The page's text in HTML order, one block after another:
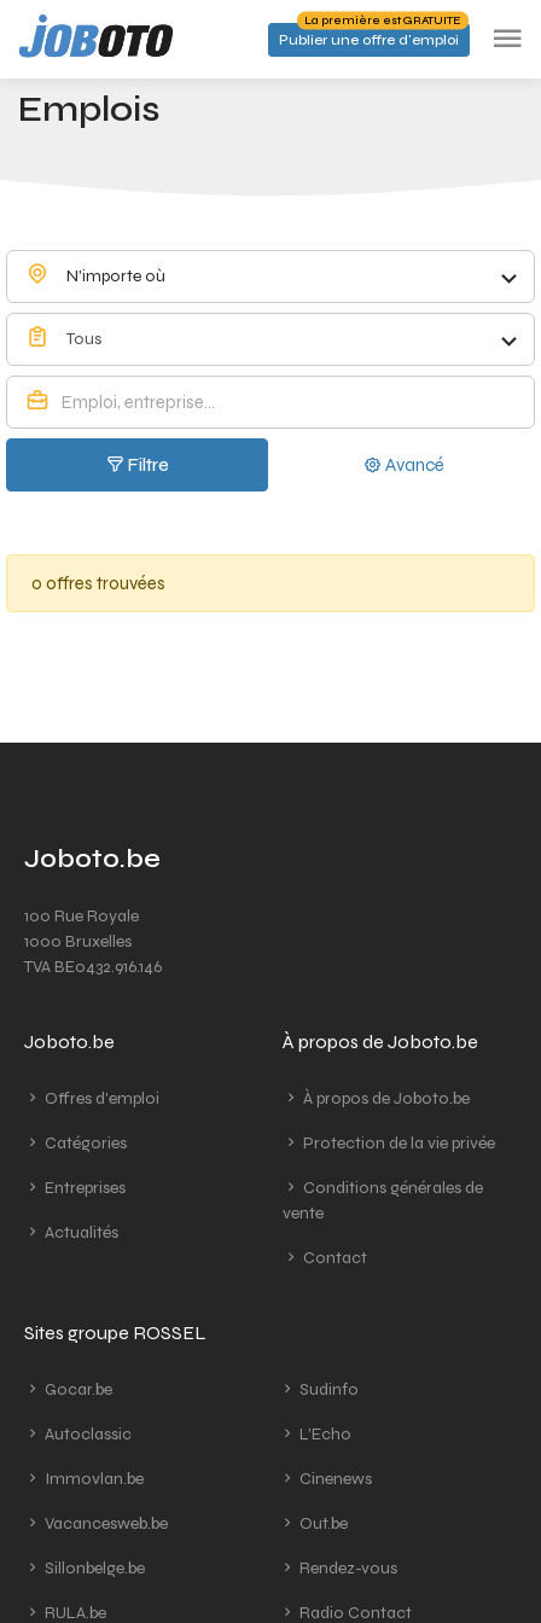
Skip to main content
Publier une offre d'emploi
La première est GRATUITE
Accueil Emplois à Vedrin - Joboto
Emplois
N'importe où
Tous
Filtre Avancé
0 offres trouvées
Joboto.be
100 Rue Royale
1000 Bruxelles
TVA BE0432.916.146
Joboto.be
Offres d'emploi
Catégories
Entreprises
Actualités
À propos de Joboto.be
À propos de Joboto.be
Protection de la vie privée
Conditions générales de
vente
Contact
Sites groupe ROSSEL
Gocar.be
Autoclassic
Immovlan.be
Vacancesweb.be
Sillonbelge.be
RULA.be
Sudinfo
L'Echo
Cinenews
Out.be
Rendez-vous
Radio Contact